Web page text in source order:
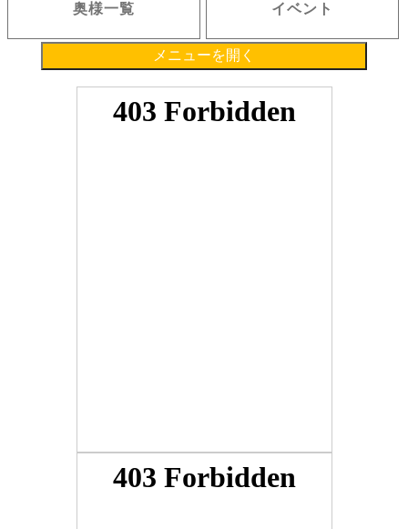
奥様一覧 イベント
メニューを開く